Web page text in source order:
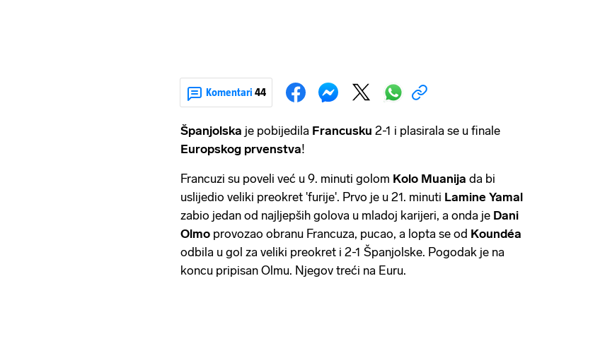
Komentari 44
Španjolska je pobijedila Francusku 2-1 i plasirala se u finale
Europskog prvenstva!
Francuzi su poveli već u 9. minuti golom Kolo Muanija da bi
uslijedio veliki preokret 'furije'. Prvo je u 21. minuti Lamine Yamal
zabio jedan od najljepših golova u mladoj karijeri, a onda je Dani
Olmo provozao obranu Francuza, pucao, a lopta se od Koundéa
odbila u gol za veliki preokret i 2-1 Španjolske. Pogodak je na
koncu pripisan Olmu. Njegov treći na Euru.